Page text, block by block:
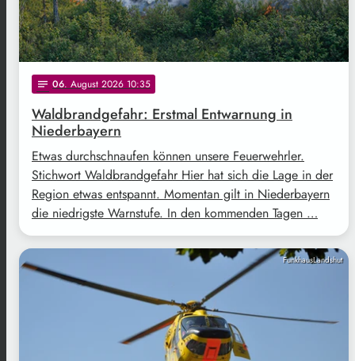
notes 06. August 2026 10:35
Waldbrandgefahr: Erstmal Entwarnung in
Niederbayern
Etwas durchschnaufen können unsere Feuerwehrler.
Stichwort Waldbrandgefahr Hier hat sich die Lage in der
Region etwas entspannt. Momentan gilt in Niederbayern
die niedrigste Warnstufe. In den kommenden Tagen …
FunkhausLandshut